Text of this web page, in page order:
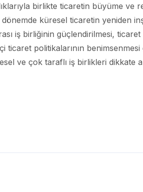
birlikte ticaretin büyüme ve
küresel ticaretin yeniden
iş birliğinin güçlendirilmesi,
politikalarının benimsenmesi
ve çok taraflı iş birlikleri dikkate